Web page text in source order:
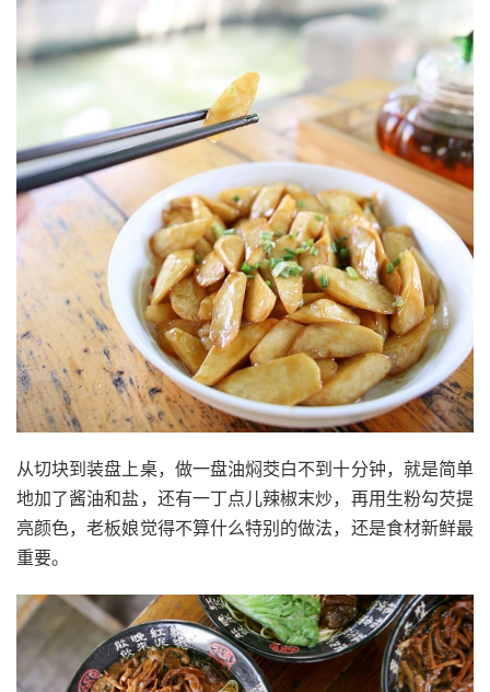
从切块到装盘上桌，做一盘油焖茭白不到十分钟，就是简单
地加了酱油和盐，还有一丁点儿辣椒末炒，再用生粉勾芡提
亮颜色，老板娘觉得不算什么特别的做法，还是食材新鲜最
重要。